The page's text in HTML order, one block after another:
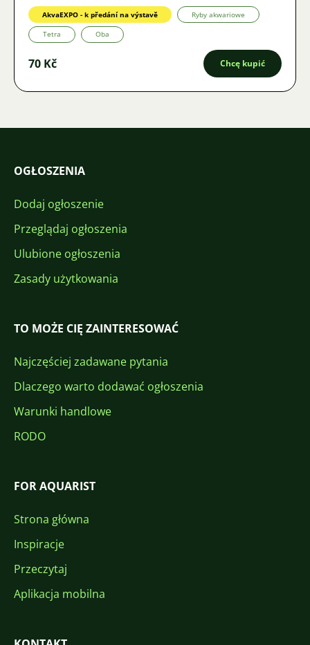
AkvaEXPO - k předání na výstavě Ryby akwariowe
Tetra Oba
70 Kč Chcę kupić
OGŁOSZENIA
Dodaj ogłoszenie
Przeglądaj ogłoszenia
Ulubione ogłoszenia
Zasady użytkowania
TO MOŻE CIĘ ZAINTERESOWAĆ
Najczęściej zadawane pytania
Dlaczego warto dodawać ogłoszenia
Warunki handlowe
RODO
FOR AQUARIST
Strona główna
Inspiracje
Przeczytaj
Aplikacja mobilna